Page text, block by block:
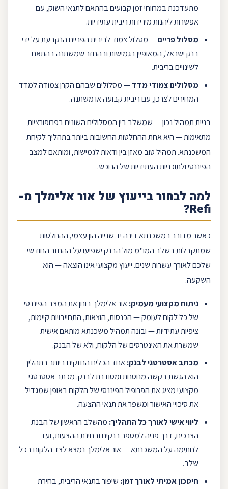
מתעדכנת במרווחי זמן קבועים בהתאם לתנאי השוק, עם
אפשרות ליהנות מירידות ריבית עתידיות.
מסלולפריים— מסלול צמוד לריבית הפרייםהנקבעת על ידי
בנק ישראל, המאופיין בגמישות ובהחזר שמשתנה בהתאם
לשינויים בריבית.
מסלולים צמודי מדד— מסלולים שבהם הקרן צמודה למדד
המחירים לצרכן, עםריבית קבועהאו משתנה.
בניית תמהיל נכון — שמשלב בין המסלולים השונים בפרופורציות
מתאימות — היא אחת ההחלטות החשובות ביותר בתהליך לקיחת
המשכנתא. תמהיל טוב מאזן בין ודאות לגמישות, ומותאם למצב
הפיננסי ולתוכניות העתידיות של הרוכש.
למה לבחור בייעוץ של אור אלימלךמ-
Refi
?
כאשר מדובר במשכנתא דירה יד שנייה הון עצמי, ההחלטות
שמתקבלות בשלב המו"מ מול הבנק ישפיעו על ההחזר החודשי
שלכם לאורך עשרות שנים. ייעוץ מקצועי אינו הוצאה — הוא
השקעה.
ניתוח מקצועי מעמיק:אור אלימלךבוחן את המצב הפיננסי
של כל לקוח לעומק — הכנסות, הוצאות, התחייבויות קיימות,
ציפיות עתידיות — ובונהתמהיל משכנתאמותאם אישית
שמשרת את האינטרסים של הלקוח, ולא של הבנק.
מכתב אסטרטגי לבנק:אחד הכלים החזקים ביותר בתהליך
הוא הגשת בקשה מנוסחת ומסודרת לבנק. מכתב אסטרטגי
מקצועי מציג את הפרופיל הפיננסי של הלקוח באופן שמגדיל
את סיכויי האישור ומשפר את תנאי ההצעה.
ליווי אישי לאורך כל התהליך: מהשלב הראשון של הבנת
הצרכים, דרך פניה למספר בנקים ובחינת ההצעות, ועד
לחתימה על המשכנתא — אור אלימלך נמצא לצד הלקוח בכל
שלב.
חיסכון אמיתי לאורך זמן: שיפור בתנאי הריבית, בחירת